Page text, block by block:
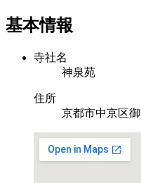
有
基本情報
寺社名
神泉苑
住所
京都市中京区